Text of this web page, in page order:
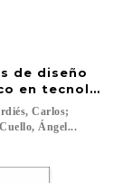
de diseño
en
Carlos;
Ángel...